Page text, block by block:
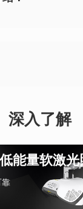
深入了解
能量软激
靠